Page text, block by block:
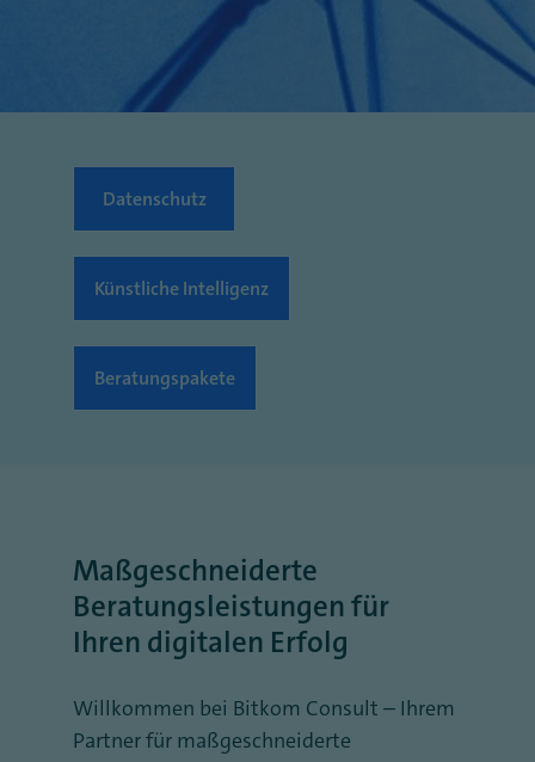
Datenschutz
Künstliche Intelligenz
Beratungspakete
Maßgeschneiderte
Beratungsleistungen für
Ihren digitalen Erfolg
Willkommen bei Bitkom Consult – Ihrem
Partner für maßgeschneiderte